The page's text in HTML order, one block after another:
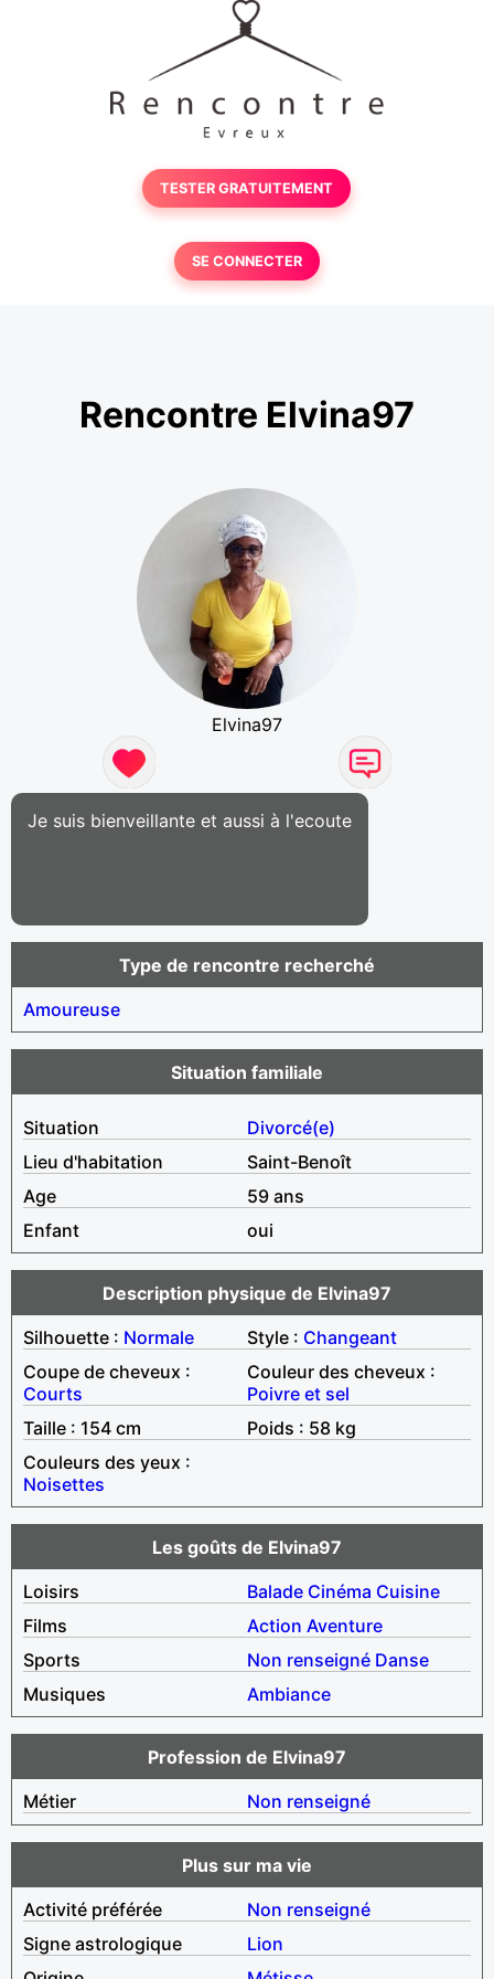
TESTER GRATUITEMENT
SE CONNECTER
Rencontre Elvina97
Elvina97
Je suis bienveillante et aussi à l'ecoute
Type de rencontre recherché
Amoureuse
Situation familiale
Situation
Divorcé(e)
Lieu d'habitation
Saint-Benoît
Age
59 ans
Enfant
oui
Description physique de Elvina97
Silhouette : Normale Style : Changeant
Coupe de cheveux :
Courts
Couleur des cheveux :
Poivre et sel
Taille : 154 cm
Poids : 58 kg
Couleurs des yeux :
Noisettes
Les goûts de Elvina97
Loisirs
Balade Cinéma Cuisine
Films
Action Aventure
Sports
Non renseigné Danse
Musiques
Ambiance
Profession de Elvina97
Métier
Non renseigné
Plus sur ma vie
Activité préférée
Non renseigné
Signe astrologique
Lion